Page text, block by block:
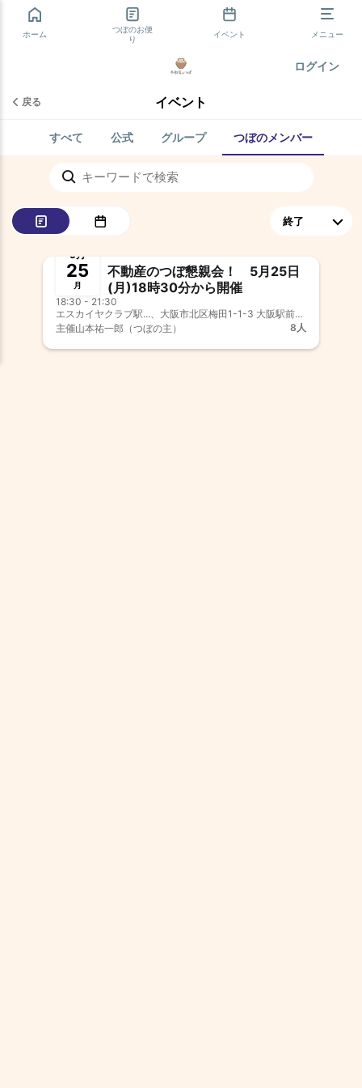
ホーム
つぼのお便
り
イベント メニュー
ログイン
戻る イベント
すべて 公式 グループ つぼのメンバー
5月
25
月
不動産のつぼ懇親会！ 5月25日
(月)18時30分から開催
18:30 - 21:30
エスカイヤクラブ駅...、大阪市北区梅田1-1-3 大阪駅前第3ビル32F
主催山本祐一郎（つぼの主） 8人